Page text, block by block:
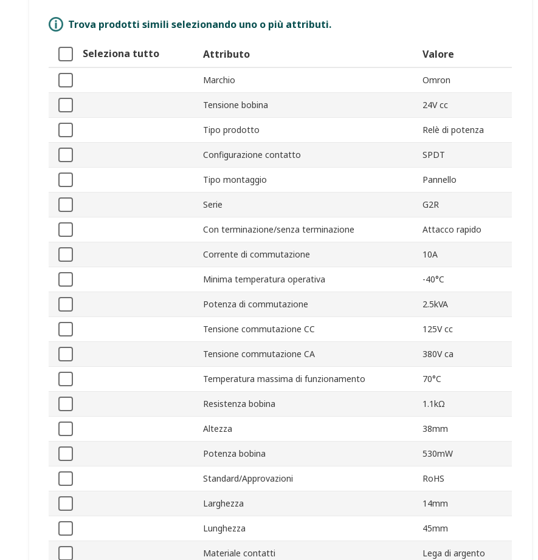
Trova prodotti simili selezionando uno o più attributi.
Seleziona tutto Attributo Valore
Marchio Omron
Tensione bobina 24V cc
Tipo prodotto Relè di potenza
Configurazione contatto SPDT
Tipo montaggio Pannello
Serie G2R
Con terminazione/senza terminazione Attacco rapido
Corrente di commutazione 10A
Minima temperatura operativa -40°C
Potenza di commutazione 2.5kVA
Tensione commutazione CC 125V cc
Tensione commutazione CA 380V ca
Temperatura massima di funzionamento 70°C
Resistenza bobina 1.1kΩ
Altezza 38mm
Potenza bobina 530mW
Standard/Approvazioni RoHS
Larghezza 14mm
Lunghezza 45mm
Materiale contatti Lega di argento